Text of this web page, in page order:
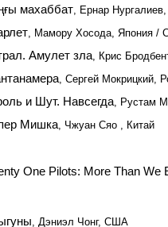
махаббат, Ернар Нургалиев,
, Мамору Хосода, Япония /
Амулет зла, Крис
, Сергей Мокрицкий,
и Шут. Навсегда, Рустам
Мишка, Чжуан Сяо , Китай
One Pilots: More Than We
, Дэниэл Чонг, США